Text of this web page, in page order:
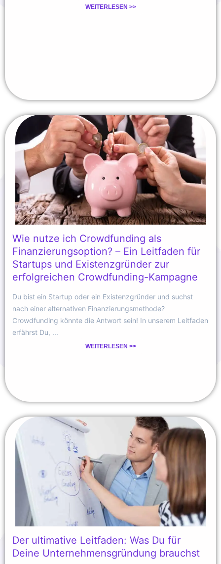
WEITERLESEN >>
Wie nutze ich Crowdfunding als
Finanzierungsoption? – Ein Leitfaden für
Startups und Existenzgründer zur
erfolgreichen Crowdfunding-Kampagne
Du bist ein Startup oder ein Existenzgründer und suchst
nach einer alternativen Finanzierungsmethode?
Crowdfunding könnte die Antwort sein! In unserem Leitfaden
erfährst Du, ...
WEITERLESEN >>
Der ultimative Leitfaden: Was Du für
Deine Unternehmensgründung brauchst